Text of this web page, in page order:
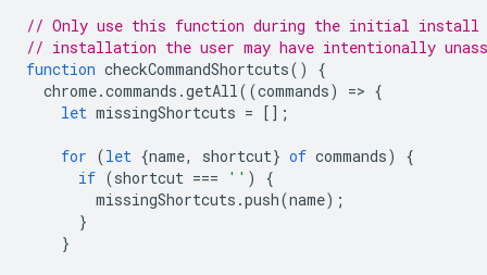
// Only use this function during the initial install
// installation the user may have intentionally
function checkCommandShortcuts()
{
chrome.commands .getAll((commands) => {
let missingShortcuts = [];
for (let {name, shortcut} of commands)
{
if (shortcut === '' )
{
missingShortcuts .push(name);
}
}